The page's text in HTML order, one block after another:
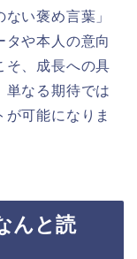
い褒め言葉」
タや本人の意向
そ、成長への具
単なる期待では
可能になりま
んと読